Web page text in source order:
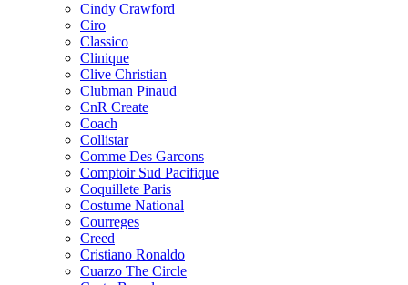
Cindy Crawford
Ciro
Classico
Clinique
Clive Christian
Clubman Pinaud
CnR Create
Coach
Collistar
Comme Des Garcons
Comptoir Sud Pacifique
Coquillete Paris
Costume National
Courreges
Creed
Cristiano Ronaldo
Cuarzo The Circle